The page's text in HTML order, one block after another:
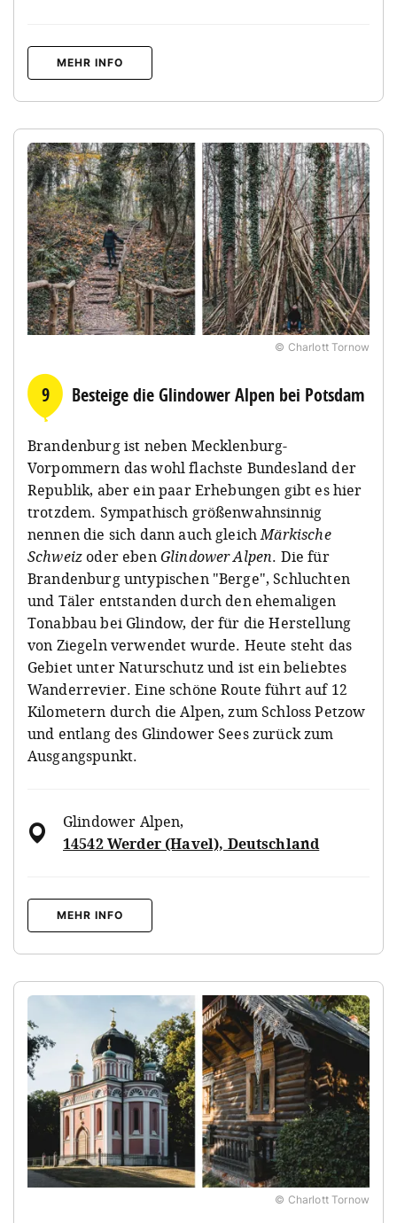
MEHR INFO
© Charlott Tornow
9 Besteige die Glindower Alpen bei Potsdam
Brandenburg ist neben Mecklenburg-
Vorpommern das wohl flachste Bundesland der
Republik, aber ein paar Erhebungen gibt es hier
trotzdem. Sympathisch größenwahnsinnig
nennen die sich dann auch gleichMärkische
Schweiz oder ebenGlindower Alpen. Die für
Brandenburg untypischen "Berge", Schluchten
und Täler entstanden durch den ehemaligen
Tonabbau bei Glindow, der für die Herstellung
von Ziegeln verwendet wurde. Heute steht das
Gebiet unter Naturschutz und ist ein beliebtes
Wanderrevier. Eine schöne Route führt auf 12
Kilometern durch die Alpen, zum Schloss Petzow
und entlang des Glindower Sees zurück zum
Ausgangspunkt.
Glindower Alpen,
14542 Werder (Havel), Deutschland
MEHR INFO
© Charlott Tornow